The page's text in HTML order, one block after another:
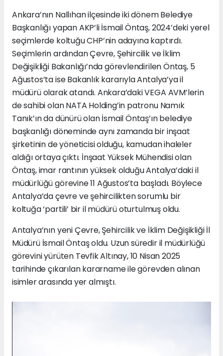
Ankara’nın Nallıhan ilçesinde iki dönem Belediye
Başkanlığı yapan AKP’li İsmail Öntaş, 2024’deki yerel
seçimlerde koltuğu CHP’nin adayına kaptırdı.
Seçimlerin ardından Çevre, Şehircilik ve İklim
Değişikliği Bakanlığı’nda görevlendirilen Öntaş, 5
Ağustos’ta ise Bakanlık kararıyla Antalya’ya il
müdürü olarak atandı. Ankara’daki VEGA AVM’lerin
de sahibi olan NATA Holding’in patronu Namık
Tanık’ın da dünürü olan İsmail Öntaş’ın belediye
başkanlığı döneminde aynı zamanda bir inşaat
şirketinin de yöneticisi olduğu, kamudan ihaleler
aldığı ortaya çıktı. İnşaat Yüksek Mühendisi olan
Öntaş, imar rantının yüksek olduğu Antalya’daki il
müdürlüğü görevine 11 Ağustos’ta başladı. Böylece
Antalya’da çevre ve şehircilikten sorumlu bir
koltuğa ‘partili’ bir il müdürü oturtulmuş oldu.
Antalya’nın yeni Çevre, Şehircilik ve İklim Değişikliği İl
Müdürü İsmail Öntaş oldu. Uzun süredir il müdürlüğü
görevini yürüten Tevfik Altınay, 10 Nisan 2025
tarihinde çıkarılan kararname ile görevden alınan
isimler arasında yer almıştı.